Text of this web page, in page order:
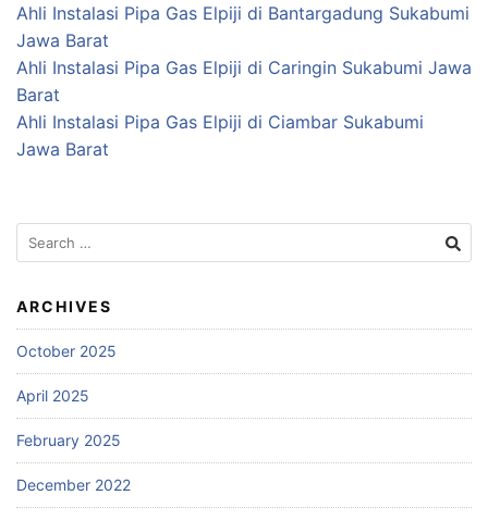
Ahli Instalasi Pipa Gas Elpiji di Bantargadung Sukabumi
Jawa Barat
Ahli Instalasi Pipa Gas Elpiji di Caringin Sukabumi Jawa
Barat
Ahli Instalasi Pipa Gas Elpiji di Ciambar Sukabumi
Jawa Barat
Search
for:
ARCHIVES
October 2025
April 2025
February 2025
December 2022